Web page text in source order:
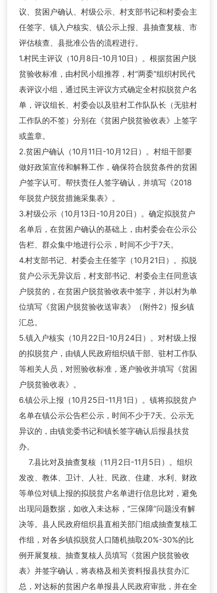
议、贫困户确认、村级公示、村支部书记和村委会主
任签字、镇入户核实、镇公示上报、县抽查复核、市
评估核查、县批准公告的流程进行。
1.村民主评议（10月8日-10月10日）。根据贫困户脱
贫验收标准，由村民小组推荐，村“两委”组织村民代
表评议小组，通过民主评议方式确定全村拟脱贫户名
单，评议组长、村委会以及驻村工作队队长（无驻村
工作队的不签）分别在《贫困户脱贫验收表》上签字
或盖章。
2.贫困户确认（10月11日-10月12日）。村组干部要
做好政策宣传和解释工作，确保符合脱贫条件的贫困
户签字认可。帮扶责任人签字确认，并填写《2018
年脱贫户脱贫措施采集表》。
3.村级公示（10月13日-10月20日）。确定拟脱贫户
名单后，在贫困户确认的基础上，由村委会在公示公
告栏、群众集中地进行公示，时间不少于7天。
4.村支部书记、村委会主任签字（10月21日）。拟脱
贫户公示无异议后，村支部书记、村委会主任同意该
户脱贫的，在贫困户脱贫验收表中签字，并以村为单
位填写《贫困户脱贫验收送审表》（附件2）报乡镇
汇总。
5.镇入户核实（10月22日-10月24日）。对村级上报
的拟脱贫户，由镇人民政府组织镇干部、驻村工作队
等相关人员，对照验收标准，逐户验收并填写《贫困
户脱贫验收表》。
6.镇公示上报（10月25日-11月1日）。镇将拟脱贫户
名单在镇公示公告栏公示，时间不少于7天。公示无
异议的，由镇党委书记和镇长签字确认后报县扶贫
办。
7.县比对及抽查复核（11月2日-11月5日）。组织
发改、教体、卫计、人社、民政、住建、水利、财政
等单位对镇上报的拟脱贫户名单进行信息比对，避免
出现问题数据，如收入未达标，“三保障”问题没有解
决等。县人民政府组织县直相关部门组成抽查复核工
作组，对各乡镇拟脱贫人口随机抽取20%-30%的比
例开展复核。抽查复核人员填写《贫困户脱贫验收
表》并签字确认，将表格及相关资料报县扶贫办汇
总，对达标的贫困户名单报县人民政府审批，并在全